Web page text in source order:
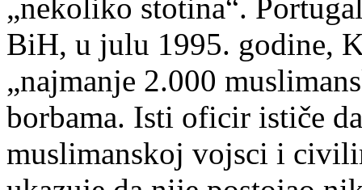
„nekoliko stotina“.
BiH, u julu 1995. godine,
„najmanje 2.000
borbama. Isti oficir ističe
muslimanskoj vojsci i